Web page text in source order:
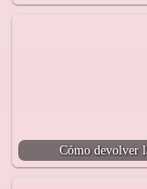
Cómo devolver